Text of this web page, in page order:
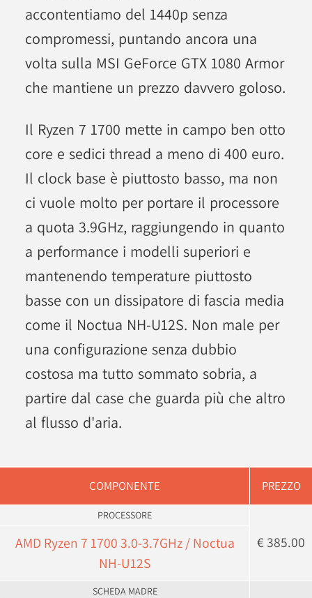
accontentiamo del 1440p senza
compromessi, puntando ancora una
volta sulla MSI GeForce GTX 1080 Armor
che mantiene un prezzo davvero goloso.
Il Ryzen 7 1700 mette in campo ben otto
core e sedici thread a meno di 400 euro.
Il clock base è piuttosto basso, ma non
ci vuole molto per portare il processore
a quota 3.9GHz, raggiungendo in quanto
a performance i modelli superiori e
mantenendo temperature piuttosto
basse con un dissipatore di fascia media
come il Noctua NH-U12S. Non male per
una configurazione senza dubbio
costosa ma tutto sommato sobria, a
partire dal case che guarda più che altro
al flusso d'aria.
COMPONENTE PREZZO
PROCESSORE
€ 385.00
AMD Ryzen 7 1700 3.0-3.7GHz / Noctua
NH-U12S
SCHEDA MADRE